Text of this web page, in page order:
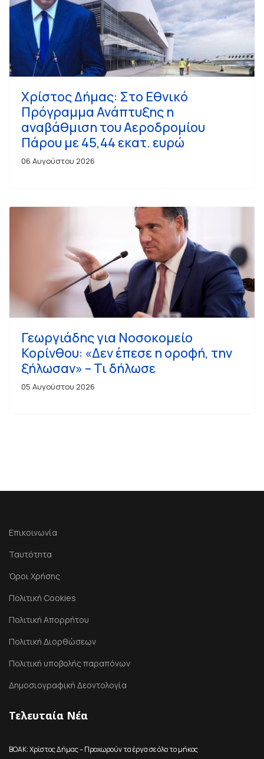
Χρίστος Δήμας: Στο Εθνικό
Πρόγραμμα Ανάπτυξης η
αναβάθμιση του Αεροδρομίου
Πάρου με 45,44 εκατ. ευρώ
06 Αυγούστου 2026
Γεωργιάδης για Νοσοκομείο
Κορίνθου: «Δεν έπεσε η οροφή, την
ξήλωσαν» – Τι δήλωσε
05 Αυγούστου 2026
Επικοινωνία
Ταυτότητα
Όροι Χρήσης
Πολιτική Cookies
Πολιτική Απορρήτου
Πολιτική Διορθώσεων
Πολιτική υποβολής παραπόνων
Δημοσιογραφική Δεοντολογία
Τελευταία Νέα
ΒΟΑΚ: Χρίστος Δήμας – Προχωρούν τα έργα σε όλο το μήκος